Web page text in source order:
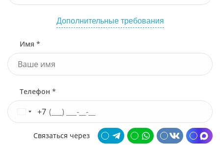
Дополнительные требования
Имя *
Телефон *
+7
Связаться через